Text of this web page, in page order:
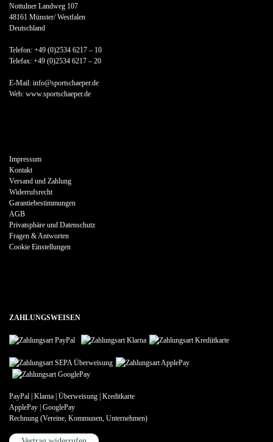
Nottulner Landweg 107
48161 Münster/ Westfalen
Deutschland
Telefon: +49 (0)2534 6217 – 10
Telefax: +49 (0)2534 6217 – 20
E-Mail: info@sportschaeper.de
Web: www.sportschaeper.de
Impressum
Kontakt
Versand und Zahlung
Widerrufsrecht
Garantiebestimmungen
AGB
Privatsphäre und Datenschutz
Fragen & Antworten
Cookie Einstellungen
ZAHLUNGSWEISEN
PayPal | Klarna | Überweisung | Kreditkarte
ApplePay | GooglePay
Rechnung (Vereine, Kommunen, Unternehmen)